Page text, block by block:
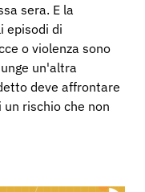
sera. E la
episodi di
o violenza sono
un'altra
deve affrontare
rischio che non